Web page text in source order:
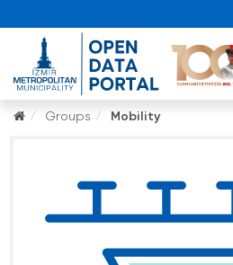
Groups Mobility